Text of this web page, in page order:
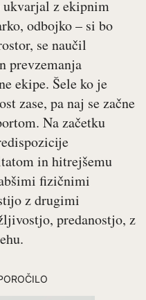
ukvarjal z ekipnim
odbojko – si bo
se naučil
prevzemanja
ekipe. Šele ko je
zase, pa naj se začne
Na začetku
in hitrejšemu
fizičnimi
z drugimi
predanostjo, z